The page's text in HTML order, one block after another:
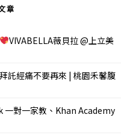
章
VIVABELLA薇貝拉 @上立美
託經痛不要再來 | 桃園禾馨腹
一對一家教、Khan Academy